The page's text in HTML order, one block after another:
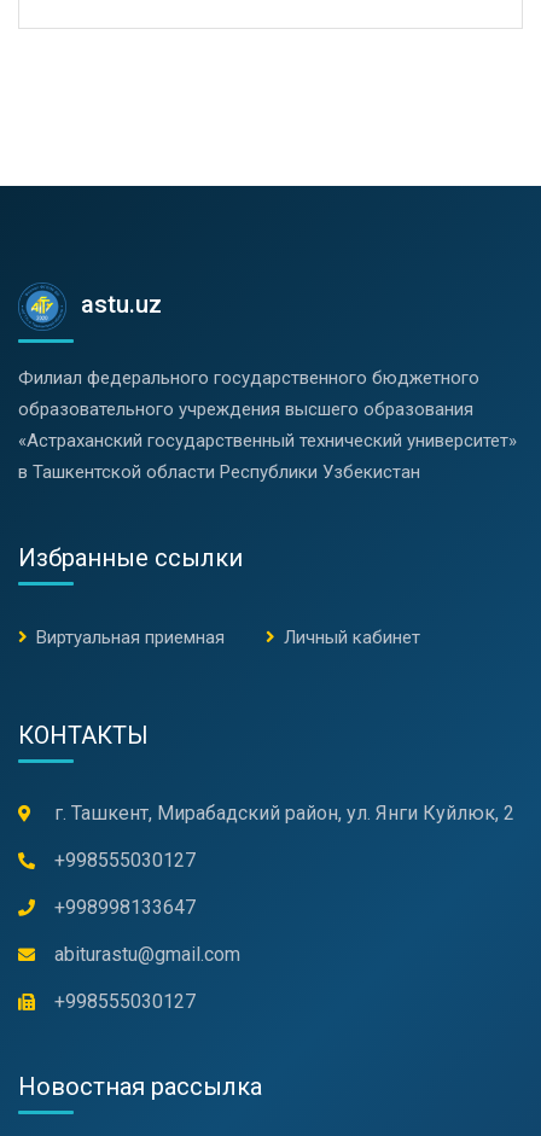
astu.uz
Филиал федерального государственного бюджетного
образовательного учреждения высшего образования
«Астраханский государственный технический университет»
в Ташкентской области Республики Узбекистан
Избранные ссылки
Виртуальная приемная Личный кабинет
КОНТАКТЫ
г. Ташкент, Мирабадский район, ул. Янги Куйлюк, 2
+998555030127
+998998133647
abiturastu@gmail.com
+998555030127
Новостная рассылка